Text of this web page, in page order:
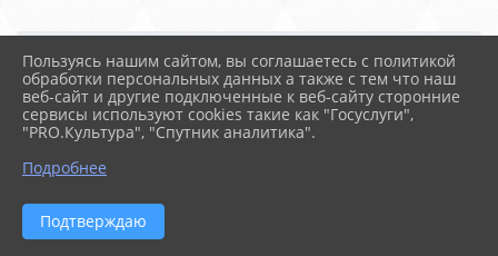
Главная МЕРОПРИЯТИЯ
Новости
Мы помним...
30.09.2021 17:07
Пользуясь нашим сайтом, вы соглашаетесь с политикой
обработки персональных данных а также с тем что наш
веб-сайт и другие подключенные к веб-сайту сторонние
сервисы используют cookies такие как "Госуслуги",
"PRO.Культура", "Спутник аналитика".
Подробнее
Подтверждаю